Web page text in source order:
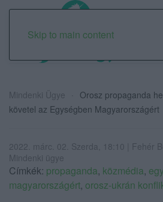
Skip to main content
Mindenki Ügye
Orosz propaganda
követel az Egységben Magyarországért
2022. márc. 02. Szerda, 18:10 | Fehér
Mindenki ügye
Címkék: propaganda, közmédia,
magyarországért, orosz-ukrán